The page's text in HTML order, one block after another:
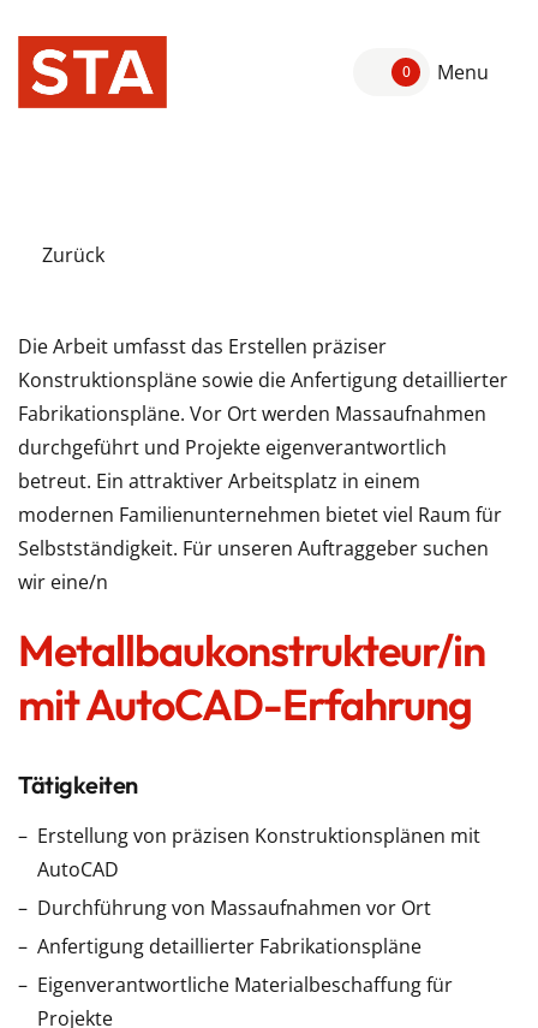
0 Menu
Zurück
Die Arbeit umfasst das Erstellen präziser
Konstruktionspläne sowie die Anfertigung detaillierter
Fabrikationspläne. Vor Ort werden Massaufnahmen
durchgeführt und Projekte eigenverantwortlich
betreut. Ein attraktiver Arbeitsplatz in einem
modernen Familienunternehmen bietet viel Raum für
Selbstständigkeit. Für unseren Auftraggeber suchen
wir eine/n
Metallbaukonstrukteur/in
mit AutoCAD-Erfahrung
Tätigkeiten
Erstellung von präzisen Konstruktionsplänen mit
AutoCAD
Durchführung von Massaufnahmen vor Ort
Anfertigung detaillierter Fabrikationspläne
Eigenverantwortliche Materialbeschaffung für
Projekte